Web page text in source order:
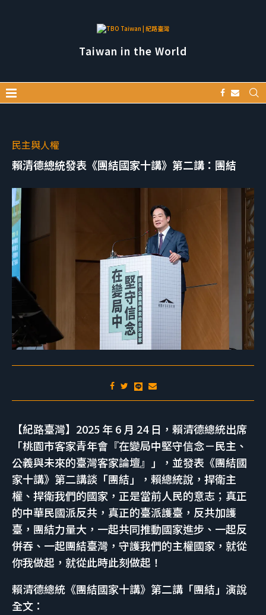
Taiwan in the World
民主與人權
賴清德總統發表《團結國家十講》第二講：團結
【紀路臺灣】2025 年 6 月 24 日，賴清德總統出席
「桃園市客家青年會『在變局中堅守信念－民主、
公義與未來的臺灣客家論壇』」，並發表《團結國
家十講》第二講談「團結」，賴總統說，捍衛主
權、捍衛我們的國家，正是當前人民的意志；真正
的中華民國派反共，真正的臺派護臺，反共加護
臺，團結力量大，一起共同推動國家進步、一起反
併吞、一起團結臺灣，守護我們的主權國家，就從
你我做起，就從此時此刻做起！
賴清德總統《團結國家十講》第二講「團結」演說
全文：